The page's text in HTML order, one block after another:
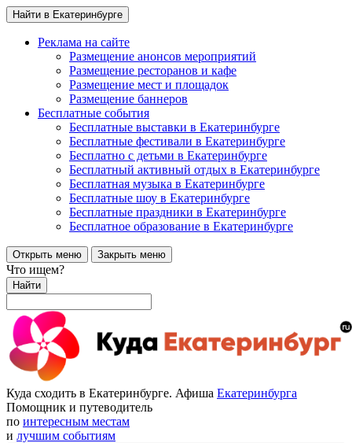
Найти в Екатеринбурге
Реклама на сайте
Размещение анонсов мероприятий
Размещение ресторанов и кафе
Размещение мест и площадок
Размещение баннеров
Бесплатные события
Бесплатные выставки в Екатеринбурге
Бесплатные фестивали в Екатеринбурге
Бесплатно с детьми в Екатеринбурге
Бесплатный активный отдых в Екатеринбурге
Бесплатная музыка в Екатеринбурге
Бесплатные шоу в Екатеринбурге
Бесплатные праздники в Екатеринбурге
Бесплатное образование в Екатеринбурге
Открыть меню Закрыть меню
Что ищем?
Найти
Куда сходить в Екатеринбурге. Афиша Екатеринбурга
Помощник и путеводитель
по интересным местам
и лучшим событиям